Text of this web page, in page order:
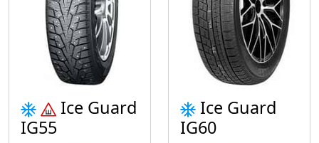
Ice Guard
IG55
Ice Guard
IG60